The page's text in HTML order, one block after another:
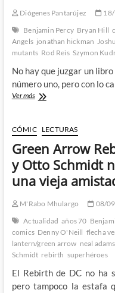
Diógenes Pantarújez
Benjamin Percy Bryan Hill
Angels jonathan hickman
mutants Rod Reis Szymon
No hay que juzgar un
número uno, pero con lo
Ver másDawn
New
Mutants,
X-
Force,
Fallen
Angels
CÓMIC LECTURAS
Green Arrow
y Otto Schmidt
una vieja
M'Rabo Mhulargo 08/
Actualidad años 70
comics Denny O'Neill flecha
lantern/green arrow neal adams
Schmidt rebirth superhéroes
El Rebirth de DC no ha
pero tampoco la estafa